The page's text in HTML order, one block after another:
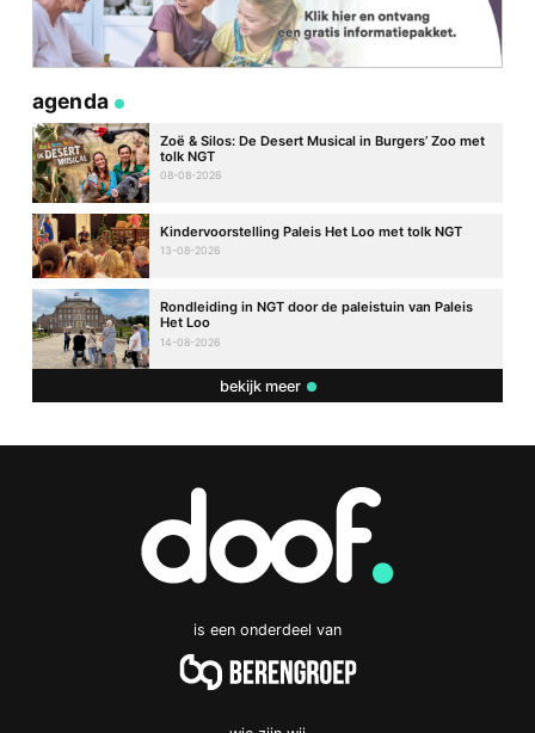
agenda
Zoë & Silos: De Desert Musical in Burgers’ Zoo met
tolk NGT
08-08-2026
Kindervoorstelling Paleis Het Loo met tolk NGT
13-08-2026
Rondleiding in NGT door de paleistuin van Paleis
Het Loo
14-08-2026
bekijk meer
is een onderdeel van